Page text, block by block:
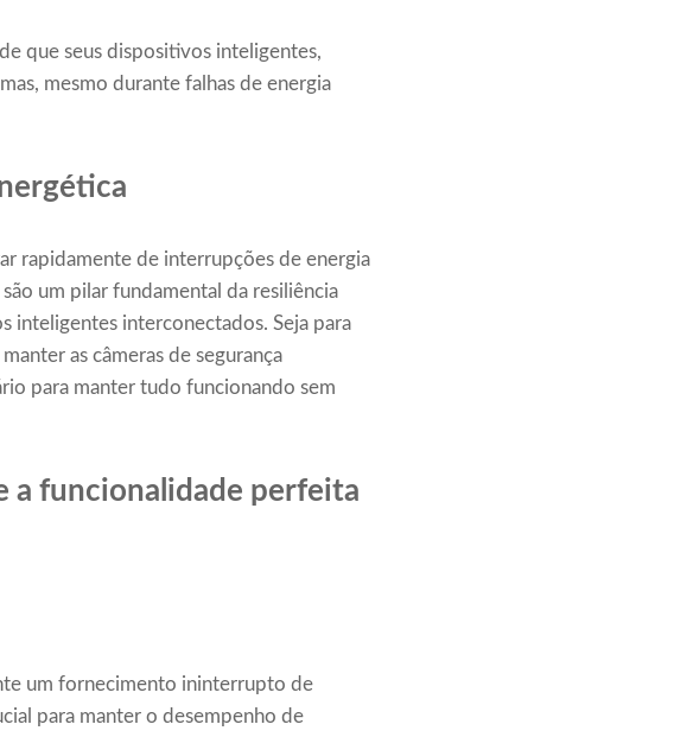
que seus dispositivos inteligentes,
mesmo durante falhas de energia
rapidamente de interrupções de energia
um pilar fundamental da resiliência
inteligentes interconectados. Seja para
as câmeras de segurança
para manter tudo funcionando sem
a funcionalidade perfeita
um fornecimento ininterrupto de
para manter o desempenho de